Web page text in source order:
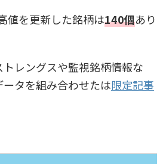
値を更新した銘柄は140個あり
レングスや監視銘柄情報な
タを組み合わせたは限定記事